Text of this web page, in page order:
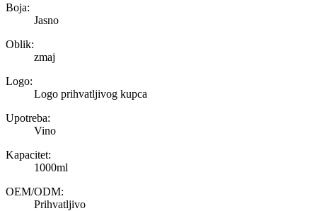
Boja:
Jasno
Oblik:
zmaj
Logo:
Logo prihvatljivog kupca
Upotreba:
Vino
Kapacitet:
1000ml
OEM/ODM:
Prihvatljivo